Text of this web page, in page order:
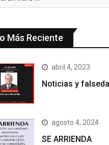
Más Reciente
abril 4, 2023
Noticias y
agosto 4, 2024
SE ARRIENDA